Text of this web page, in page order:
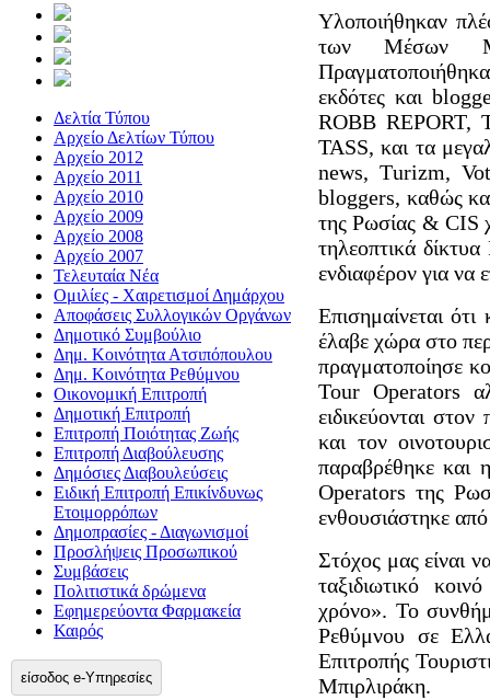
Δελτία Τύπου
Αρχείο Δελτίων Τύπου
Αρχείο 2012
Αρχείο 2011
Αρχείο 2010
Αρχείο 2009
Αρχείο 2008
Αρχείο 2007
Τελευταία Νέα
Ομιλίες - Χαιρετισμοί Δημάρχου
Αποφάσεις Συλλογικών Οργάνων
Δημοτικό Συμβούλιο
Δημ. Κοινότητα Ατσιπόπουλου
Δημ. Κοινότητα Ρεθύμνου
Οικονομική Επιτροπή
Δημοτική Επιτροπή
Επιτροπή Ποιότητας Ζωής
Επιτροπή Διαβούλευσης
Δημόσιες Διαβουλεύσεις
Ειδική Επιτροπή Επικίνδυνως
Ετοιμορρόπων
Δημοπρασίες - Διαγωνισμοί
Προσλήψεις Προσωπικού
Συμβάσεις
Πολιτιστικά δρώμενα
Εφημερεύοντα Φαρμακεία
Καιρός
είσοδος e-Υπηρεσίες
Υλοποιήθηκαν
των Μέσων
εκδότες και
ROBB REPORT,
TASS, και τα
news, Τurizm,
bloggers, καθώς
της Ρωσίας & CIS
τηλεοπτικά
ενδιαφέρον για
Επισημαίνεται
έλαβε χώρα στο
πραγματοποίησε
Tour Οperators
ειδικεύονται
και τον
παραβρέθηκε και
Operators της
ενθουσιάστηκε
Στόχος μας είναι
ταξιδιωτικό
χρόνο». Το
Ρεθύμνου σε
Επιτροπής
Μπιρλιράκη.